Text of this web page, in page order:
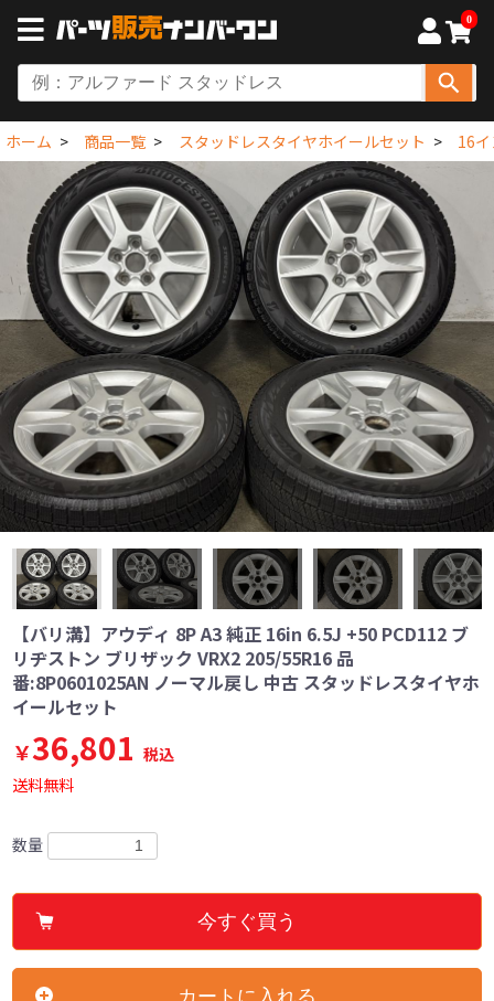
0
ホーム 商品一覧 スタッドレスタイヤホイールセット 16
【バリ溝】アウディ 8P A3 純正 16in 6.5J +50 PCD112 ブ
リヂストン ブリザック VRX2 205/55R16 品
番:8P0601025AN ノーマル戻し 中古 スタッドレスタイヤホ
イールセット
￥36,801 税込
送料無料
数量
今すぐ買う
カートに入れる